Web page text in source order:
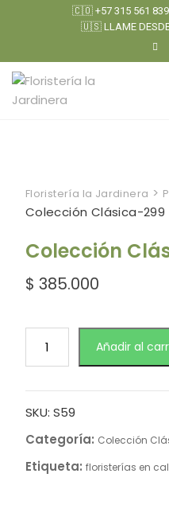
🇨🇴 +57 315 561
🇺🇸 LLAME
Floristería la Jardinera >
Colección Clásica-299
Colección
$ 385.000
Añadir al
SKU: S59
Categoría: Colección
Etiqueta: floristerías en